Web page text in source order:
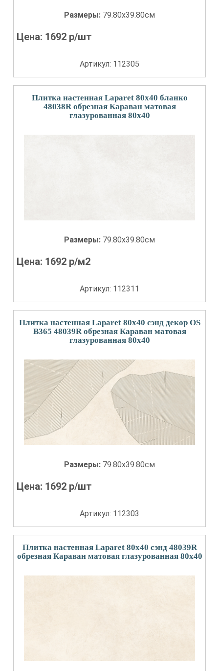
Размеры: 79.80x39.80см
Цена: 1692 р/шт
Артикул: 112305
Плитка настенная Laparet 80x40 бланко
48038R обрезная Караван матовая
глазурованная 80x40
Размеры: 79.80x39.80см
Цена: 1692 р/м2
Артикул: 112311
Плитка настенная Laparet 80x40 сэнд декор OS
B365 48039R обрезная Караван матовая
глазурованная 80x40
Размеры: 79.80x39.80см
Цена: 1692 р/шт
Артикул: 112303
Плитка настенная Laparet 80x40 сэнд 48039R
обрезная Караван матовая глазурованная 80x40